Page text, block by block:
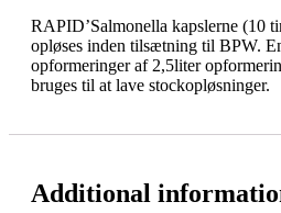
RAPID’Salmonella kapslerne (10
opløses inden tilsætning til BPW.
opformeringer af 2,5liter
bruges til at lave stockopløsninger.
Additional